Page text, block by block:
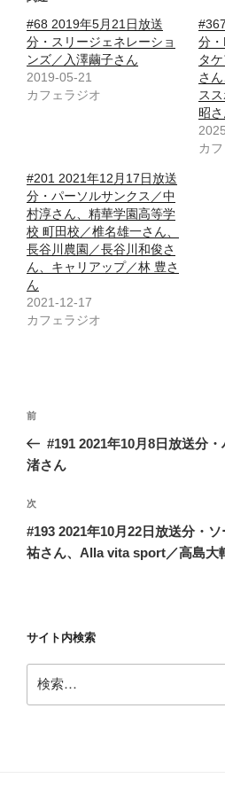
#68 2019年5月21日放送
分・スリージェネレーショ
ンズ／入澤繭子さん
2019-05-21
カフェラジオ
分
タ
さ
ス
昭
カ
#201 2021年12月17日放送
分・パーソルサンクス／中
村淳さん、精華学園高等学
校 町田校／椎名雄一さん、
長谷川農園／長谷川和俊さ
ん、キャリアップ／林 豊さ
ん
2021-12-17
カフェラジオ
投
ナ
ゲ
ー
シ
前
の
投
前
#191 2021年10月8日放送分
渚さん
次
の
投
次
#193 2021年10月22日放送分・
祐さん、Alla vita sport／高島大
サイト内検索
索: